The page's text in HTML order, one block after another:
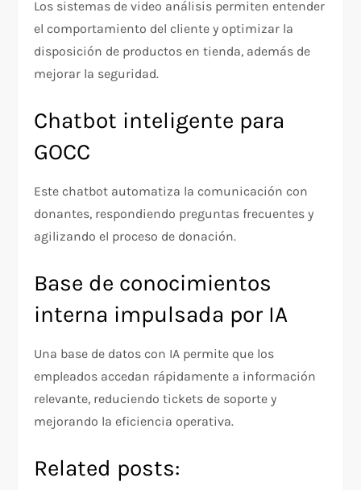
Los sistemas de video análisis permiten entender
el comportamiento del cliente y optimizar la
disposición de productos en tienda, además de
mejorar la seguridad.
Chatbot inteligente para
GOCC
Este chatbot automatiza la comunicación con
donantes, respondiendo preguntas frecuentes y
agilizando el proceso de donación.
Base de conocimientos
interna impulsada por IA
Una base de datos con IA permite que los
empleados accedan rápidamente a información
relevante, reduciendo tickets de soporte y
mejorando la eficiencia operativa.
Related posts: